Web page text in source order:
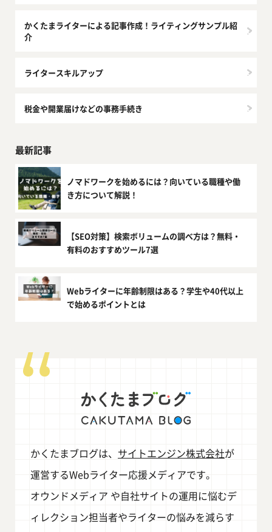
かくたまライターによる記事作成！ライティングサンプル紹
介
ライタースキルアップ
税金や開業届けなどの事務手続き
最新記事
ノマドワークを始めるには？向いている職種や働
き方について解説！
【SEO対策】検索ボリュームの調べ方は？無料・
有料のおすすめツール7選
Webライターに年齢制限はある？学生や40代以上
で始めるポイントとは
かくたまブログは、 サイトエンジン株式会社が
運営するWebライター応援メディアです。
オウンドメディア や自社サイトの運用に悩むデ
ィレクション担当者やライターの悩みを減らす